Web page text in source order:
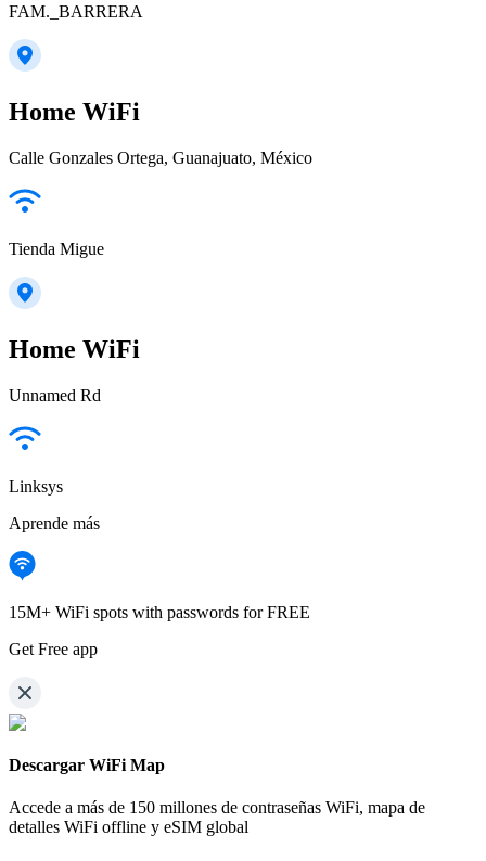
FAM._BARRERA
Home WiFi
Calle Gonzales Ortega, Guanajuato, México
Tienda Migue
Home WiFi
Unnamed Rd
Linksys
Aprende más
15M+ WiFi spots with passwords for FREE
Get Free app
Descargar WiFi Map
Accede a más de 150 millones de contraseñas WiFi, mapa de
detalles WiFi offline y eSIM global